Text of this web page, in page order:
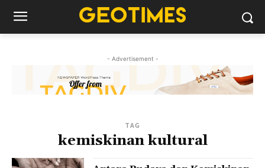
- Advertisement -
TAG
kemiskinan kultural